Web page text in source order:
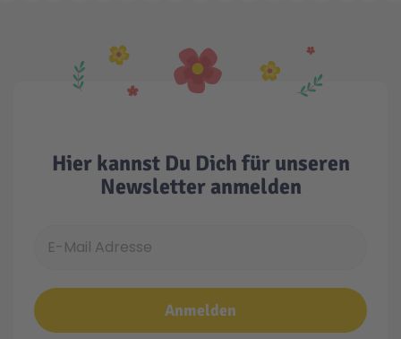
Hier kannst Du Dich für unseren
Newsletter anmelden
Anmelden